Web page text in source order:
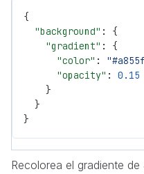
{
  "background"
: {
    "gradient"
: {
      "color"
:
      "opacity"
: 0.15
    }
  }
}
Recolorea el gradiente